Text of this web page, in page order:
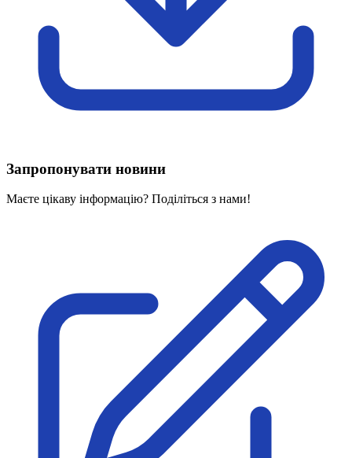
Харківська область
Херсонська область
Хмельницька область
Вивчаємо жестову мову
Дитяча сторінка
Новини про жестову мову
Проєкт "Жестова мова для поліцейських"
На допомогу військовим
Медична термінологія жестовою мовою
Нормативна база УТОГ
Конвенція ООН
Законодавство
Декларації
Документи ВФГ
Міжнародні документи
Запропонувати новини
Маєте цікаву інформацію? Поділіться з нами!